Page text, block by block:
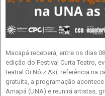
Macapá receberá, entre os dias
edição do Festival Curta Teatro,
teatral Ói Nóiz Akí, referência na
gratuita, a programação
Amapá (UNA) e reunirá artistas,